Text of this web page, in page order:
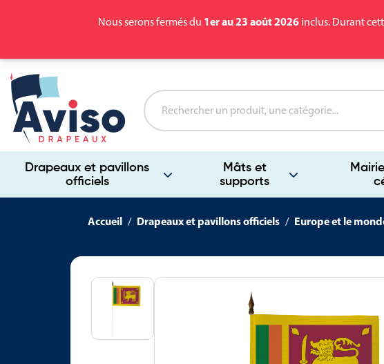
Nous serons fermés du 1er au 23 août 2026 inclus. Durant
Drapeaux et pavillons
officiels
Mâts et
supports
Accueil Drapeaux et pavillons officiels Europe et le